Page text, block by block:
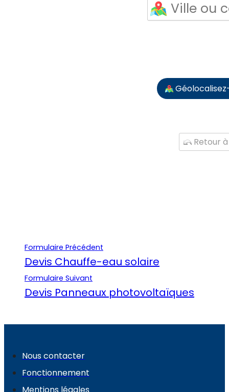
Retour
Formulaire Précédent
Devis Chauffe-eau solaire
Formulaire Suivant
Devis Panneaux photovoltaïques
Nous contacter
Fonctionnement
Mentions légales